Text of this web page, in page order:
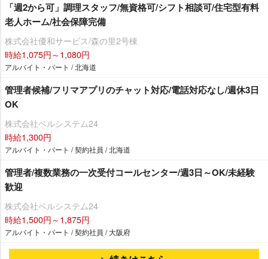
「週2から可」調理スタッフ/無資格可/シフト相談可/住宅型有料
老人ホーム/社会保障完備
株式会社優和サービス/森の里2号棟
時給1,075円～1,080円
アルバイト・パート / 北海道
管理者候補/フリマアプリのチャット対応/電話対応なし/週休3日
OK
株式会社ベルシステム24
時給1,300円
アルバイト・パート / 契約社員 / 北海道
管理者/複数業務の一次受付コールセンター/週3日～OK/未経験
歓迎
株式会社ベルシステム24
時給1,500円～1,875円
アルバイト・パート / 契約社員 / 大阪府